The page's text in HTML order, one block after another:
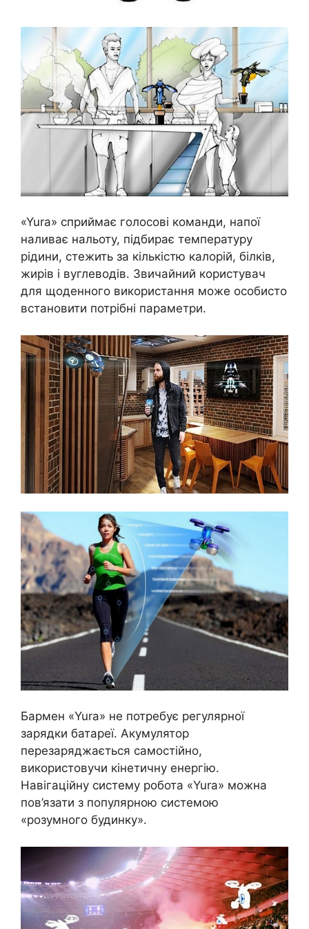
«Yura» сприймає голосові команди, напої
наливає нальоту, підбирає температуру
рідини, стежить за кількістю калорій, білків,
жирів і вуглеводів. Звичайний користувач
для щоденного використання може особисто
встановити потрібні параметри.
Бармен «Yura» не потребує регулярної
зарядки батареї. Акумулятор
перезаряджається самостійно,
використовучи кінетичну енергію.
Навігаційну систему робота «Yura» можна
пов’язати з популярною системою
«розумного будинку».